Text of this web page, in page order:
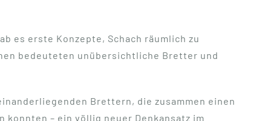
es erste Konzepte, Schach räumlich zu
bedeuteten unübersichtliche Bretter und
Brettern, die zusammen einen
– ein völlig neuer Denkansatz im